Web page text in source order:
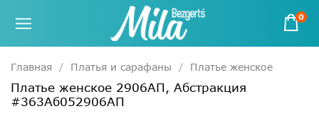
0
Главная Платья и сарафаны Платье женское
Платье женское 2906АП, Абстракция
#363Аб052906АП